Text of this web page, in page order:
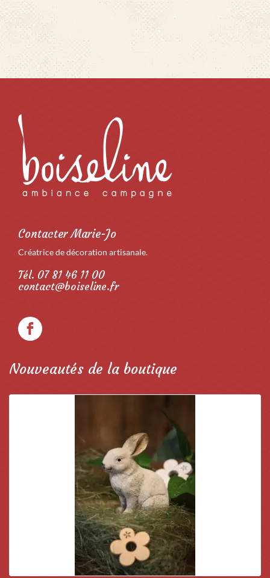
Contacter Marie-Jo
Créatrice de décoration artisanale.
Tél. 07 81 46 11 00
contact@boiseline.fr
Nouveautés de la boutique